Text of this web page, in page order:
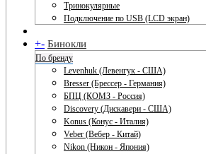
Тринокулярные
Подключение по USB (LCD экран)
+- Бинокли
По бренду
Levenhuk (Левенгук - США)
Bresser (Брессер - Германия)
БПЦ (КОМЗ - Россия)
Discovery (Дискавери - США)
Konus (Конус - Италия)
Veber (Вебер - Китай)
Nikon (Никон - Япония)